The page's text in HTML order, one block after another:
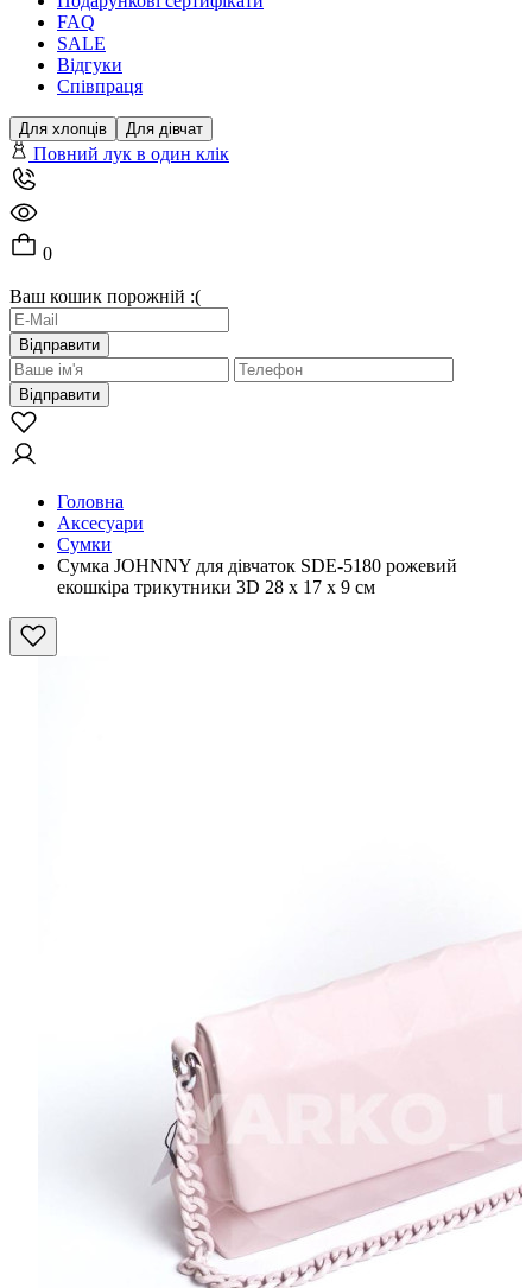
FAQ
SALE
Відгуки
Співпраця
Для хлопців Для дівчат
Повний лук в один клік
0
Ваш кошик порожній :(
Відправити
Відправити
Головна
Аксесуари
Сумки
Сумка JOHNNY для дівчаток SDE-5180 рожевий
екошкіра трикутники 3D 28 х 17 х 9 см